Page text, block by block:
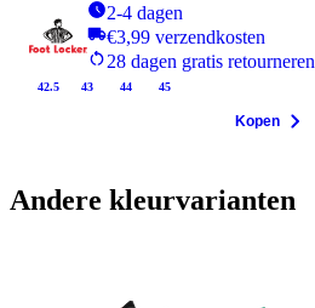
2-4 dagen
€3,99 verzendkosten
28 dagen gratis retourneren
42.5 43 44 45
Kopen
Andere kleurvarianten